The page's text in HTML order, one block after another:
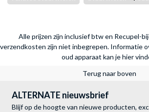
Alle prijzen zijn inclusief btw en Recupel-
verzendkosten zijn niet inbegrepen. Informatie
oud apparaat kan je hier
Terug naar boven
ALTERNATE nieuwsbrief
Blijf op de hoogte van nieuwe producten,